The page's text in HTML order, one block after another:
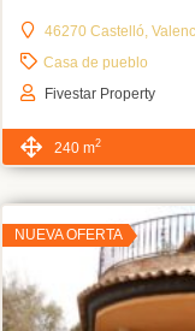
46270 Castelló,
Casa de pueblo
Fivestar Property
240 m2
NUEVA OFERTA